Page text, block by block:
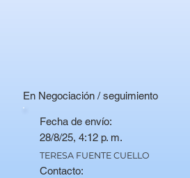
En Negociación / seguimiento
Fecha de envío:
28/8/25, 4:12 p. m.
TERESA FUENTE CUELLO
Contacto: